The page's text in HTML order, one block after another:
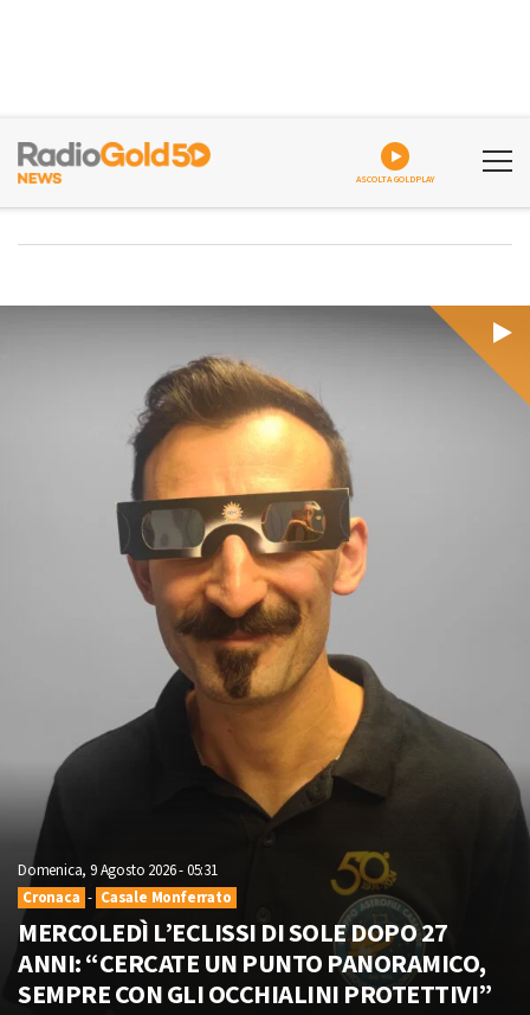
ASCOLTA GOLDPLAY
Domenica, 9 Agosto 2026 - 05:31
Cronaca - Casale Monferrato
MERCOLEDÌ L’ECLISSI DI SOLE DOPO 27
ANNI: “CERCATE UN PUNTO PANORAMICO,
SEMPRE CON GLI OCCHIALINI PROTETTIVI”